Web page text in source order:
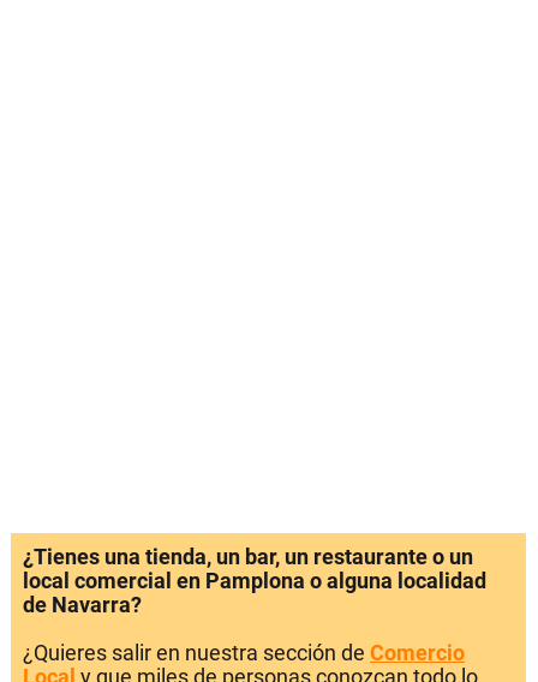
¿Tienes una tienda, un bar, un restaurante o un
local comercial en Pamplona o alguna localidad
de Navarra?
¿Quieres salir en nuestra sección de Comercio
Local y que miles de personas conozcan todo lo